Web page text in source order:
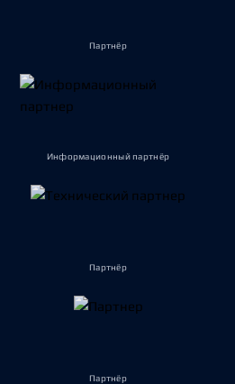
Партнёр
Информационный партнёр
Партнёр
Партнёр